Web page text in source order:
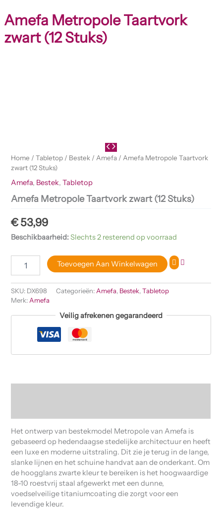
Amefa Metropole Taartvork
zwart (12 Stuks)
Home /Tabletop / Bestek / Amefa / Amefa Metropole Taartvork
zwart (12 Stuks)
Amefa, Bestek,Tabletop
Amefa Metropole Taartvork zwart (12 Stuks)
€53,99
Beschikbaarheid:Slechts 2 resterend op voorraad
Toevoegen Aan Winkelwagen
SKU: DX698 Categorieën: Amefa, Bestek,Tabletop
Merk: Amefa
Veilig afrekenen gegarandeerd
Het ontwerp van bestekmodel Metropole van Amefa is
gebaseerd op hedendaagse stedelijke architectuur en heeft
een luxe en moderne uitstraling. Dit zie je terug in de lange,
slanke lijnen en het schuine handvat aan de onderkant. Om
de hoogglans zwarte kleur te bereiken is het hoogwaardige
18-10 roestvrij staal afgewerkt met een dunne,
voedselveilige titaniumcoating die zorgt voor een
levendige kleur.